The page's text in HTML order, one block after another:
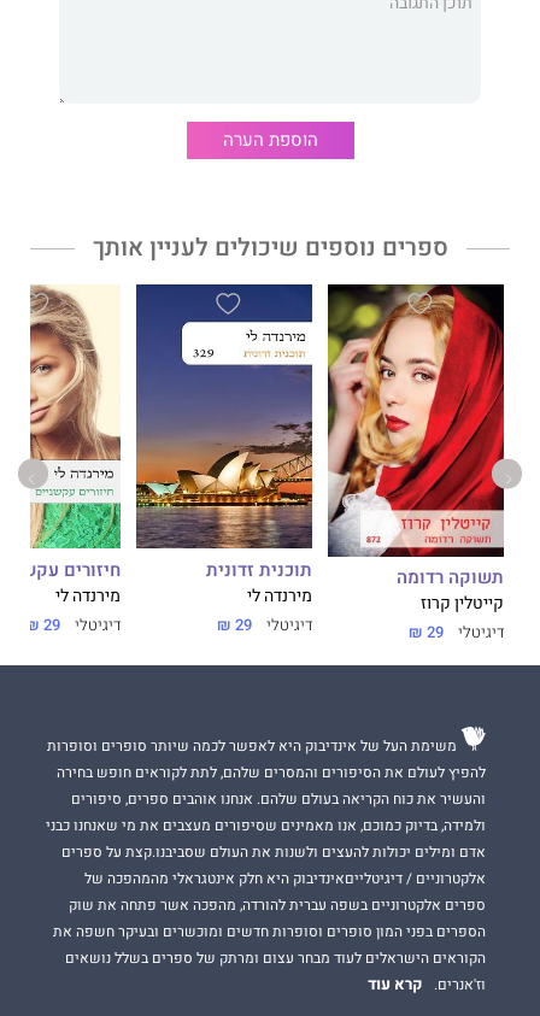
הוספת הערה
ספרים נוספים שיכולים לעניין אותך
תשוקה רדומה
קייטלין קרוז
דיגיטלי 29 ₪
תוכנית זדונית
מירנדה לי
דיגיטלי 29 ₪
חיזורים
מירנדה לי
דיגיטלי 29 ₪
משימת העל של אינדיבוק היא לאפשר לכמה שיותר סופרים וסופרות
להפיץ לעולם את הסיפורים והמסרים שלהם, לתת לקוראים חופש בחירה
והעשיר את כוח הקריאה בעולם שלהם. אנחנו אוהבים ספרים, סיפורים
ולמידה, בדיוק כמוכם, אנו מאמינים שסיפורים מעצבים את מי שאנחנו כבני
אדם ומילים יכולות להעצים ולשנות את העולם שסביבנו.קצת על ספרים
אלקטרוניים / דיגיטלייםאינדיבוק היא חלק אינטגראלי מהמהפכה של
ספרים אלקטרוניים בשפה עברית להורדה, מהפכה אשר פתחה את שוק
הספרים בפני המון סופרים וסופרות חדשים ומוכשרים ובעיקר חשפה את
הקוראים הישראלים לעוד מבחר עצום ומרתק של ספרים בשלל נושאים
וז'אנרים.
קרא עוד